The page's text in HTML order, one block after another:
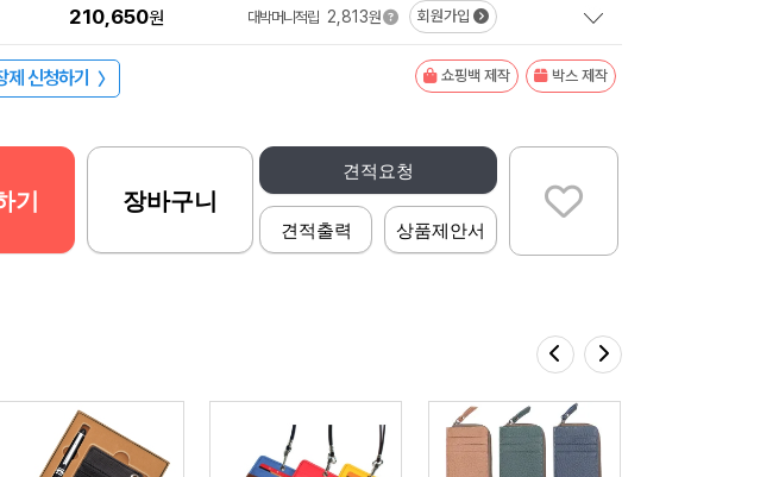
210,650원 대박머니적립 2,813원 회원가입
제 신청하기 〉 쇼핑백 제작 박스 제작
견적요청
견적출력 상품제안서
기 장바구니